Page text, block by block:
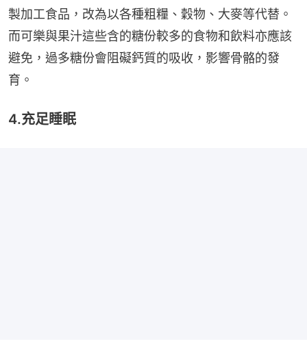
製加工食品，改為以各種粗糧、穀物、大麥等代替。
而可樂與果汁這些含的糖份較多的食物和飲料亦應該
避免，過多糖份會阻礙鈣質的吸收，影響骨骼的發
育。
4.充足睡眠